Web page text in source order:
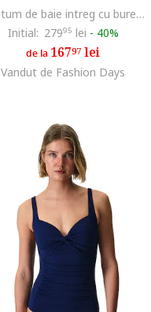
Costum de baie intreg cu burete, Negru
Initial: 27995 lei - 40%
de la 16797 lei
Vandut de Fashion Days